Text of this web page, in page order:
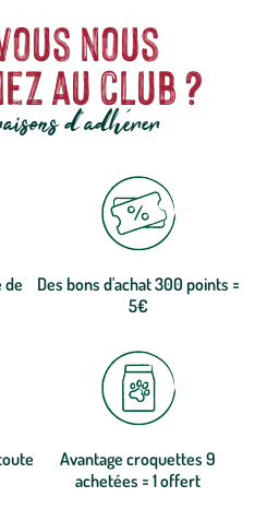
nous
au club ?
d'adhérer
de
Des bons d'achat 300 points =
5€
Avantage croquettes 9
achetées = 1 offert